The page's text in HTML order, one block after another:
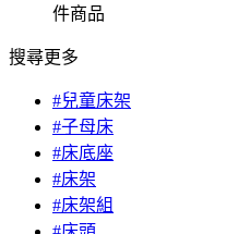
件商品
搜尋更多
#兒童床架
#子母床
#床底座
#床架
#床架組